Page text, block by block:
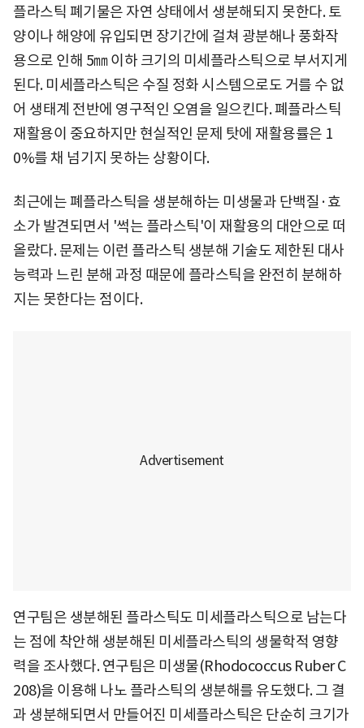
플라스틱 폐기물은 자연 상태에서 생분해되지 못한다. 토
양이나 해양에 유입되면 장기간에 걸쳐 광분해나 풍화작
용으로 인해 5㎜ 이하 크기의 미세플라스틱으로 부서지게
된다. 미세플라스틱은 수질 정화 시스템으로도 거를 수 없
어 생태계 전반에 영구적인 오염을 일으킨다. 폐플라스틱
재활용이 중요하지만 현실적인 문제 탓에 재활용률은 1
0%를 채 넘기지 못하는 상황이다.
최근에는 폐플라스틱을 생분해하는 미생물과 단백질·효
소가 발견되면서 '썩는 플라스틱'이 재활용의 대안으로 떠
올랐다. 문제는 이런 플라스틱 생분해 기술도 제한된 대사
능력과 느린 분해 과정 때문에 플라스틱을 완전히 분해하
지는 못한다는 점이다.
연구팀은 생분해된 플라스틱도 미세플라스틱으로 남는다
는 점에 착안해 생분해된 미세플라스틱의 생물학적 영향
력을 조사했다. 연구팀은 미생물(Rhodococcus Ruber C
208)을 이용해 나노 플라스틱의 생분해를 유도했다. 그 결
과 생분해되면서 만들어진 미세플라스틱은 단순히 크기가